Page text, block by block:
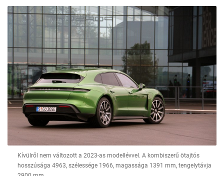
Kívülről nem változott a 2023-as modellévvel. A kombiszerű ötajtós
hosszúsága 4963, szélessége 1966, magassága 1391 mm, tengelytávja